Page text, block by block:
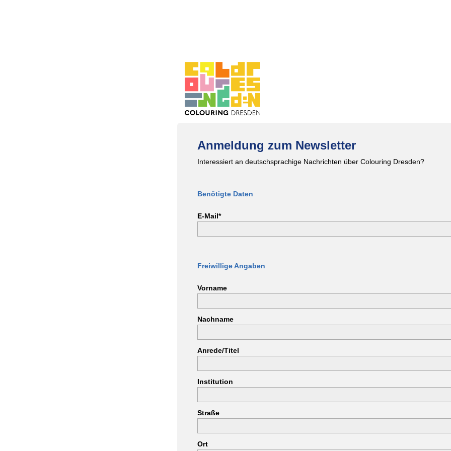
Anmeldung zum Newsletter
Interessiert an deutschsprachige Nachrichten über Colouring Dresden?
Benötigte Daten
E-Mail*
Freiwillige Angaben
Vorname
Nachname
Anrede/Titel
Institution
Straße
Ort